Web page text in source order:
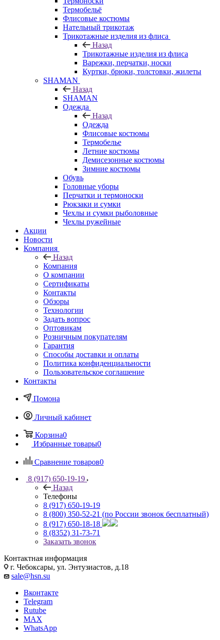
Термобельё
Флисовые костюмы
Нательный трикотаж
Трикотажные изделия из флиса
Назад
Трикотажные изделия из флиса
Варежки, перчатки, носки
Куртки, брюки, толстовки, жилеты
SHAMAN
Назад
SHAMAN
Одежда
Назад
Одежда
Флисовые костюмы
Термобелье
Летние костюмы
Демисезонные костюмы
Зимние костюмы
Обувь
Головные уборы
Перчатки и термоноски
Рюкзаки и сумки
Чехлы и сумки рыболовные
Чехлы ружейные
Акции
Новости
Компания
Назад
Компания
О компании
Сертификаты
Контакты
Обзоры
Технологии
Задать вопрос
Оптовикам
Розничным покупателям
Гарантия
Способы доставки и оплаты
Политика конфиденциальности
Пользовательское соглашение
Контакты
Помона
Личный кабинет
Корзина0
Избранные товары0
Сравнение товаров0
8 (917) 650-19-19
Назад
Телефоны
8 (917) 650-19-19
8 (800) 350-52-21 (по России звонок бесплатный)
8 (917) 650-18-18
8 (8352) 31-73-71
Заказать звонок
Контактная информация
г. Чебоксары, ул. Энтузиастов, д.18
sale@hsn.su
Вконтакте
Telegram
Rutube
MAX
WhatsApp